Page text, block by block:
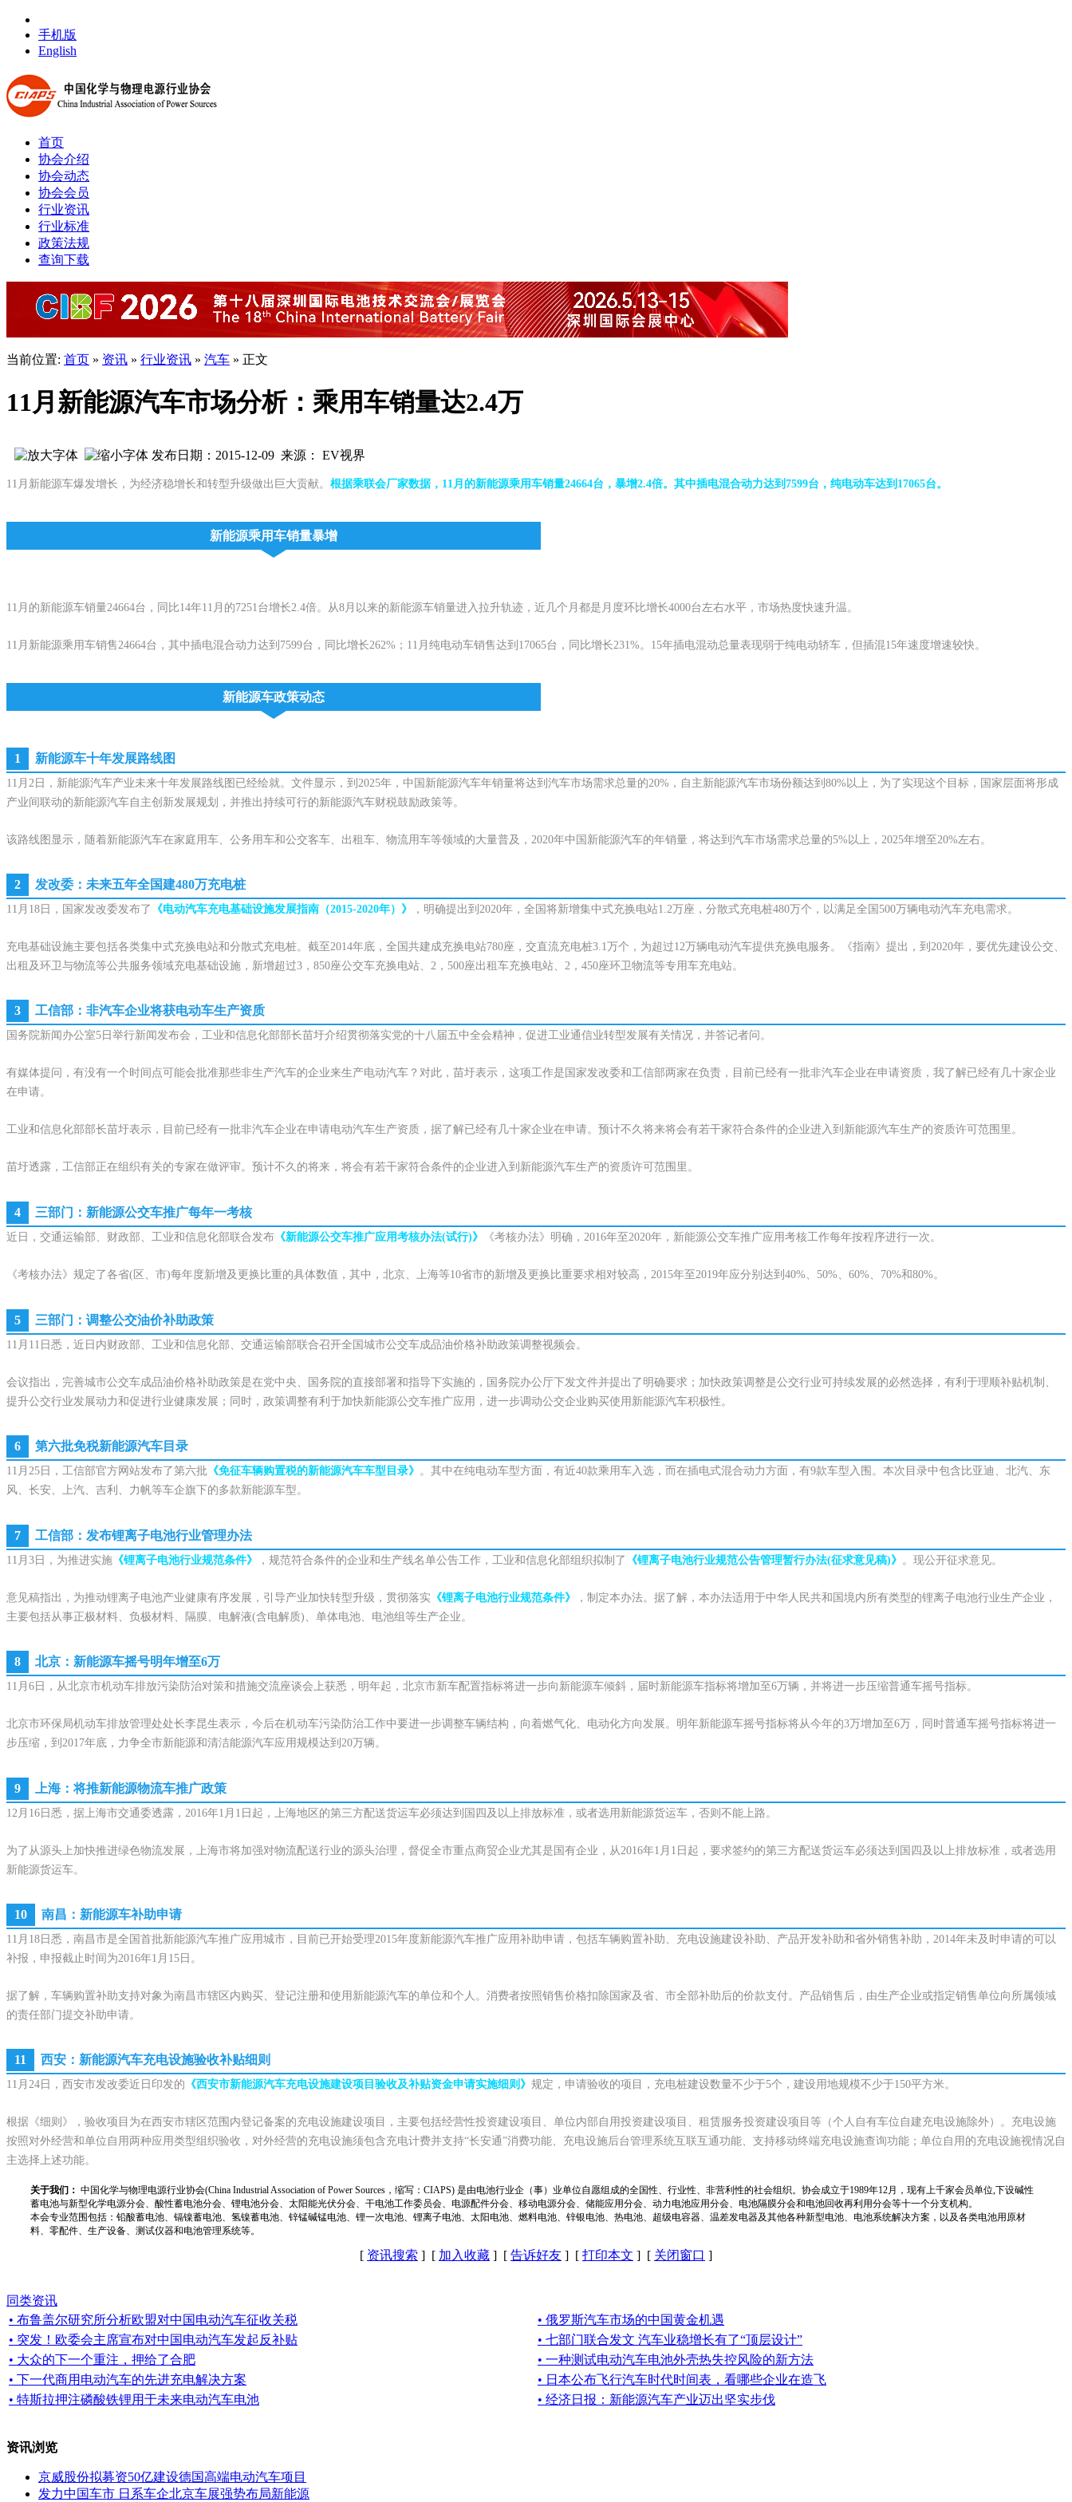
手机版
English
首页
协会介绍
协会动态
协会会员
行业资讯
行业标准
政策法规
查询下载
当前位置: 首页 » 资讯 » 行业资讯 » 汽车 » 正文
11月新能源汽车市场分析：乘用车销量达2.4万
发布日期：2015-12-09 来源： EV视界
11月新能源车爆发增长，为经济稳增长和转型升级做出巨大贡献。 根据乘联会厂家数据，11月的新能源乘用车销量24664台，暴增2.4倍。其中插电混合动力达到7599台，纯电动车达到17065台。
新能源乘用车销量暴增
11月的新能源车销量24664台，同比14年11月的7251台增长2.4倍。从8月以来的新能源车销量进入拉升轨迹，近几个月都是月度环比增长4000台左右水平，市场热度快速升温。
11月新能源乘用车销售24664台，其中插电混合动力达到7599台，同比增长262%；11月纯电动车销售达到17065台，同比增长231%。15年插电混动总量表现弱于纯电动轿车，但插混15年速度增速较快。
新能源车政策动态
1 新能源车十年发展路线图
11月2日，新能源汽车产业未来十年发展路线图已经绘就。文件显示，到2025年，中国新能源汽车年销量将达到汽车市场需求总量的20%，自主新能源汽车市场份额达到80%以上，为了实现这个目标，国家层面将形成
产业间联动的新能源汽车自主创新发展规划，并推出持续可行的新能源汽车财税鼓励政策等。
该路线图显示，随着新能源汽车在家庭用车、公务用车和公交客车、出租车、物流用车等领域的大量普及，2020年中国新能源汽车的年销量，将达到汽车市场需求总量的5%以上，2025年增至20%左右。
2 发改委：未来五年全国建480万充电桩
11月18日，国家发改委发布了 《电动汽车充电基础设施发展指南（2015-2020年）》 ，明确提出到2020年，全国将新增集中式充换电站1.2万座，分散式充电桩480万个，以满足全国500万辆电动汽车充电需求。
充电基础设施主要包括各类集中式充换电站和分散式充电桩。截至2014年底，全国共建成充换电站780座，交直流充电桩3.1万个，为超过12万辆电动汽车提供充换电服务。《指南》提出，到2020年，要优先建设公交、
出租及环卫与物流等公共服务领域充电基础设施，新增超过3，850座公交车充换电站、2，500座出租车充换电站、2，450座环卫物流等专用车充电站。
3 工信部：非汽车企业将获电动车生产资质
国务院新闻办公室5日举行新闻发布会，工业和信息化部部长苗圩介绍贯彻落实党的十八届五中全会精神，促进工业通信业转型发展有关情况，并答记者问。
有媒体提问，有没有一个时间点可能会批准那些非生产汽车的企业来生产电动汽车？对此，苗圩表示，这项工作是国家发改委和工信部两家在负责，目前已经有一批非汽车企业在申请资质，我了解已经有几十家企业
在申请。
工业和信息化部部长苗圩表示，目前已经有一批非汽车企业在申请电动汽车生产资质，据了解已经有几十家企业在申请。预计不久将来将会有若干家符合条件的企业进入到新能源汽车生产的资质许可范围里。
苗圩透露，工信部正在组织有关的专家在做评审。预计不久的将来，将会有若干家符合条件的企业进入到新能源汽车生产的资质许可范围里。
4 三部门：新能源公交车推广每年一考核
近日，交通运输部、财政部、工业和信息化部联合发布 《新能源公交车推广应用考核办法(试行)》 《考核办法》明确，2016年至2020年，新能源公交车推广应用考核工作每年按程序进行一次。
《考核办法》规定了各省(区、市)每年度新增及更换比重的具体数值，其中，北京、上海等10省市的新增及更换比重要求相对较高，2015年至2019年应分别达到40%、50%、60%、70%和80%。
5 三部门：调整公交油价补助政策
11月11日悉，近日内财政部、工业和信息化部、交通运输部联合召开全国城市公交车成品油价格补助政策调整视频会。
会议指出，完善城市公交车成品油价格补助政策是在党中央、国务院的直接部署和指导下实施的，国务院办公厅下发文件并提出了明确要求；加快政策调整是公交行业可持续发展的必然选择，有利于理顺补贴机制、
提升公交行业发展动力和促进行业健康发展；同时，政策调整有利于加快新能源公交车推广应用，进一步调动公交企业购买使用新能源汽车积极性。
6 第六批免税新能源汽车目录
11月25日，工信部官方网站发布了第六批 《免征车辆购置税的新能源汽车车型目录》 。其中在纯电动车型方面，有近40款乘用车入选，而在插电式混合动力方面，有9款车型入围。本次目录中包含比亚迪、北汽、东
风、长安、上汽、吉利、力帆等车企旗下的多款新能源车型。
7 工信部：发布锂离子电池行业管理办法
11月3日，为推进实施 《锂离子电池行业规范条件》 ，规范符合条件的企业和生产线名单公告工作，工业和信息化部组织拟制了 《锂离子电池行业规范公告管理暂行办法(征求意见稿)》 。现公开征求意见。
意见稿指出，为推动锂离子电池产业健康有序发展，引导产业加快转型升级，贯彻落实 《锂离子电池行业规范条件》
，制定本办法。据了解，本办法适用于中华人民共和国境内所有类型的锂离子电池行业生产企业，
主要包括从事正极材料、负极材料、隔膜、电解液(含电解质)、单体电池、电池组等生产企业。
8 北京：新能源车摇号明年增至6万
11月6日，从北京市机动车排放污染防治对策和措施交流座谈会上获悉，明年起，北京市新车配置指标将进一步向新能源车倾斜，届时新能源车指标将增加至6万辆，并将进一步压缩普通车摇号指标。
北京市环保局机动车排放管理处处长李昆生表示，今后在机动车污染防治工作中要进一步调整车辆结构，向着燃气化、电动化方向发展。明年新能源车摇号指标将从今年的3万增加至6万，同时普通车摇号指标将进一
步压缩，到2017年底，力争全市新能源和清洁能源汽车应用规模达到20万辆。
9 上海：将推新能源物流车推广政策
12月16日悉，据上海市交通委透露，2016年1月1日起，上海地区的第三方配送货运车必须达到国四及以上排放标准，或者选用新能源货运车，否则不能上路。
为了从源头上加快推进绿色物流发展，上海市将加强对物流配送行业的源头治理，督促全市重点商贸企业尤其是国有企业，从2016年1月1日起，要求签约的第三方配送货运车必须达到国四及以上排放标准，或者选用
新能源货运车。
10 南昌：新能源车补助申请
11月18日悉，南昌市是全国首批新能源汽车推广应用城市，目前已开始受理2015年度新能源汽车推广应用补助申请，包括车辆购置补助、充电设施建设补助、产品开发补助和省外销售补助，2014年未及时申请的可以
补报，申报截止时间为2016年1月15日。
据了解，车辆购置补助支持对象为南昌市辖区内购买、登记注册和使用新能源汽车的单位和个人。消费者按照销售价格扣除国家及省、市全部补助后的价款支付。产品销售后，由生产企业或指定销售单位向所属领域
的责任部门提交补助申请。
11 西安：新能源汽车充电设施验收补贴细则
11月24日，西安市发改委近日印发的 《西安市新能源汽车充电设施建设项目验收及补贴资金申请实施细则》 规定，申请验收的项目，充电桩建设数量不少于5个，建设用地规模不少于150平方米。
根据《细则》，验收项目为在西安市辖区范围内登记备案的充电设施建设项目，主要包括经营性投资建设项目、单位内部自用投资建设项目、租赁服务投资建设项目等（个人自有车位自建充电设施除外）。充电设施
按照对外经营和单位自用两种应用类型组织验收，对外经营的充电设施须包含充电计费并支持“长安通”消费功能、充电设施后台管理系统互联互通功能、支持移动终端充电设施查询功能；单位自用的充电设施视情况自
主选择上述功能。
关于我们： 中国化学与物理电源行业协会(China Industrial Association of Power Sources，缩写：CIAPS) 是由电池行业企（事）业单位自愿组成的全国性、行业性、非营利性的社会组织。协会成立于1989年12月，现有上千家会员单位,下设碱性
蓄电池与新型化学电源分会、酸性蓄电池分会、锂电池分会、太阳能光伏分会、干电池工作委员会、电源配件分会、移动电源分会、储能应用分会、动力电池应用分会、电池隔膜分会和电池回收再利用分会等十一个分支机构。
本会专业范围包括：铅酸蓄电池、镉镍蓄电池、氢镍蓄电池、锌锰碱锰电池、锂一次电池、锂离子电池、太阳电池、燃料电池、锌银电池、热电池、超级电容器、温差发电器及其他各种新型电池、电池系统解决方案，以及各类电池用原材
料、零配件、生产设备、测试仪器和电池管理系统等。
[ 资讯搜索 ] [ 加入收藏 ] [ 告诉好友 ] [ 打印本文 ] [ 关闭窗口 ]
同类资讯
• 布鲁盖尔研究所分析欧盟对中国电动汽车征收关税
• 俄罗斯汽车市场的中国黄金机遇
• 突发！欧委会主席宣布对中国电动汽车发起反补贴
• 七部门联合发文 汽车业稳增长有了“顶层设计”
• 大众的下一个重注，押给了合肥
• 一种测试电动汽车电池外壳热失控风险的新方法
• 下一代商用电动汽车的先进充电解决方案
• 日本公布飞行汽车时代时间表，看哪些企业在造飞
• 特斯拉押注磷酸铁锂用于未来电动汽车电池
• 经济日报：新能源汽车产业迈出坚实步伐
资讯浏览
京威股份拟募资50亿建设德国高端电动汽车项目
发力中国车市 日系车企北京车展强势布局新能源